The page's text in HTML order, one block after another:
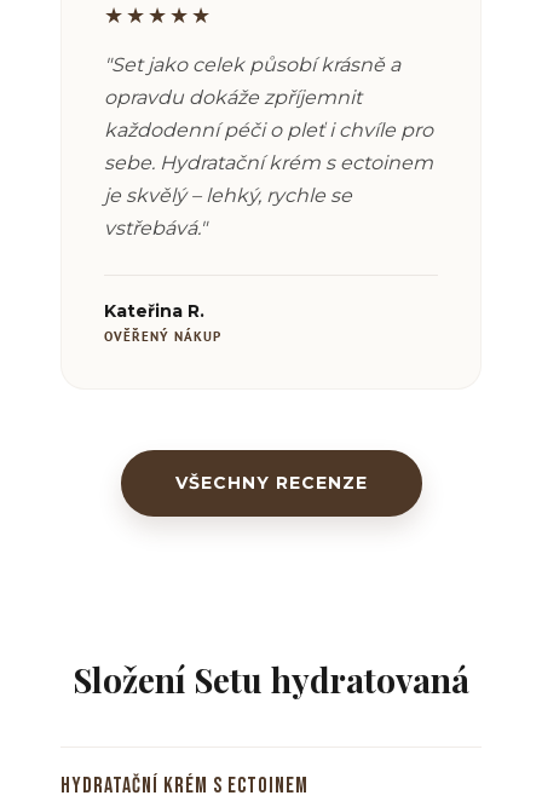
★★★★★
"Set jako celek působí krásně a
opravdu dokáže zpříjemnit
každodenní péči o pleť i chvíle pro
sebe. Hydratační krém s ectoinem
je skvělý – lehký, rychle se
vstřebává."
Kateřina R.
OVĚŘENÝ NÁKUP
VŠECHNY RECENZE
Složení Setu hydratovaná
Hydratační krém s ectoinem